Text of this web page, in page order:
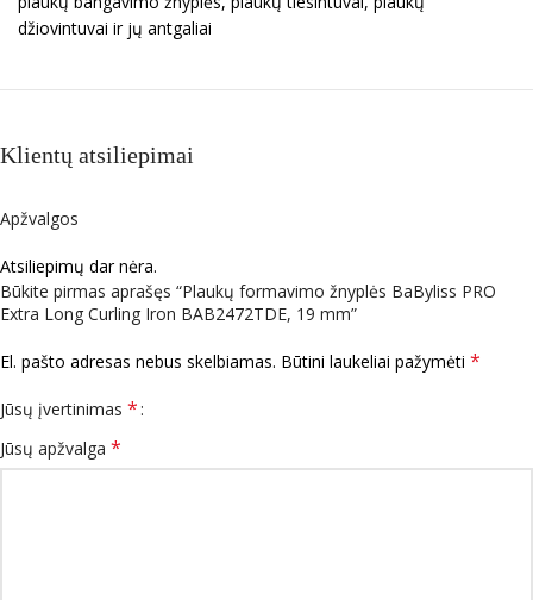
džiovintuvai ir jų antgaliai
Klientų atsiliepimai
Apžvalgos
Atsiliepimų dar nėra.
Būkite pirmas aprašęs “Plaukų formavimo žnyplės BaByliss PRO
Extra Long Curling Iron BAB2472TDE, 19 mm”
El. pašto adresas nebus skelbiamas. Būtini laukeliai pažymėti *
Jūsų įvertinimas *
Jūsų apžvalga *